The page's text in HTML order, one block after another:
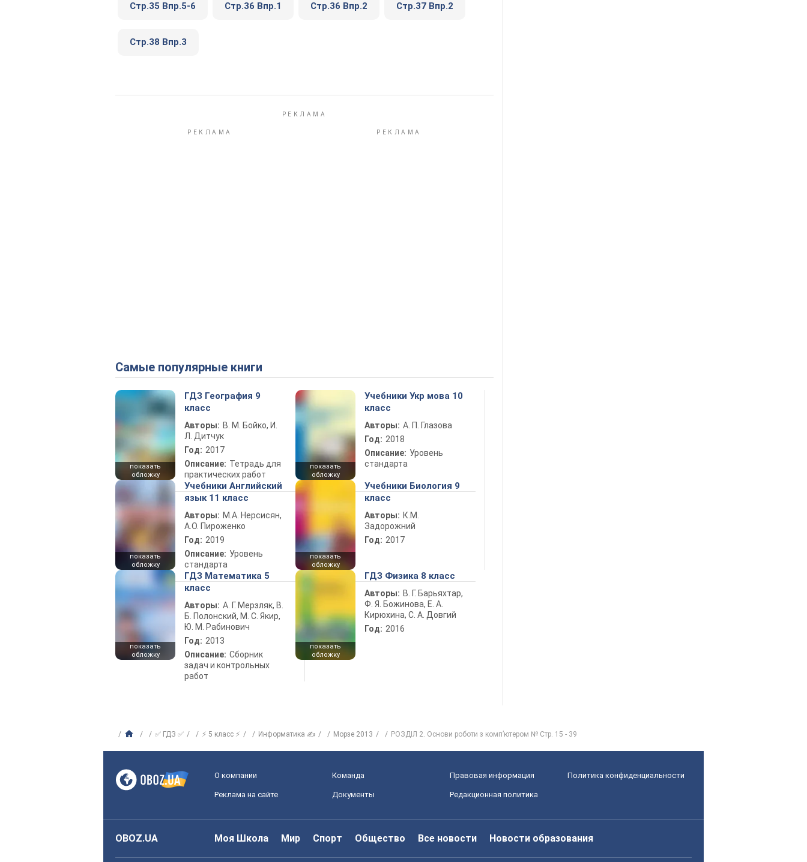
Стр.35 Впр.5-6 Стр.36 Впр.1 Стр.36 Впр.2 Стр.37 Впр.2
Стр.38 Впр.3
Самые популярные книги
показать
обложку
ГДЗ География 9
класс
Авторы: В. М. Бойко, И.
Л. Дитчук
Год: 2017
Описание: Тетрадь для
практических работ
показать
обложку
Учебники Укр мова 10
класс
Авторы: А. П. Глазова
Год: 2018
Описание: Уровень
стандарта
показать
обложку
Учебники Английский
язык 11 класс
Авторы: М.А. Нерсисян,
А.О. Пироженко
Год: 2019
Описание: Уровень
стандарта
показать
обложку
Учебники Биология 9
класс
Авторы: К.М.
Задорожний
Год: 2017
показать
обложку
ГДЗ Математика 5
класс
Авторы: А. Г. Мерзляк, В.
Б. Полонский, М. С. Якир,
Ю. М. Рабинович
Год: 2013
Описание: Сборник
задач и контрольных
работ
показать
обложку
ГДЗ Физика 8 класс
Авторы: В. Г. Барьяхтар,
Ф. Я. Божинова, Е. А.
Кирюхина, С. А. Довгий
Год: 2016
✅ ГДЗ ✅ ⚡ 5 класс ⚡ Информатика ✍ Морзе 2013 РОЗДІЛ 2. Основи роботи з комп’ютером № Стр. 15 - 39
О компании Команда Правовая информация Политика конфиденциальности
Реклама на сайте Документы Редакционная политика
OBOZ.UA Моя Школа Мир Спорт Общество Все новости Новости образования